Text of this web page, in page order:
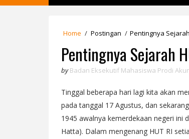
Home / Postingan / Pentingnya Sejarah
Pentingnya Sejarah
by Badan Eksekutif Mahasiswa Prodi
Tinggal beberapa hari lagi kita akan
pada tanggal 17 Agustus, dan
1945 awalnya kemerdekaan negeri ini
Hatta). Dalam mengenang HUT RI